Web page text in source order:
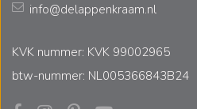
info@delappenkraam.nl
KVK nummer: KVK 99002965
btw-nummer: NL005366843B24